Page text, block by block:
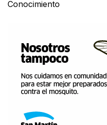
Conocimiento